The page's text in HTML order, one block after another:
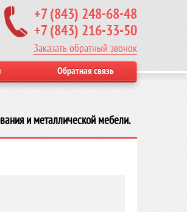
+7 (843) 248-68-48
+7 (843) 216-33-50
Заказать обратный звонок
Обратная связь
и металлической мебели.